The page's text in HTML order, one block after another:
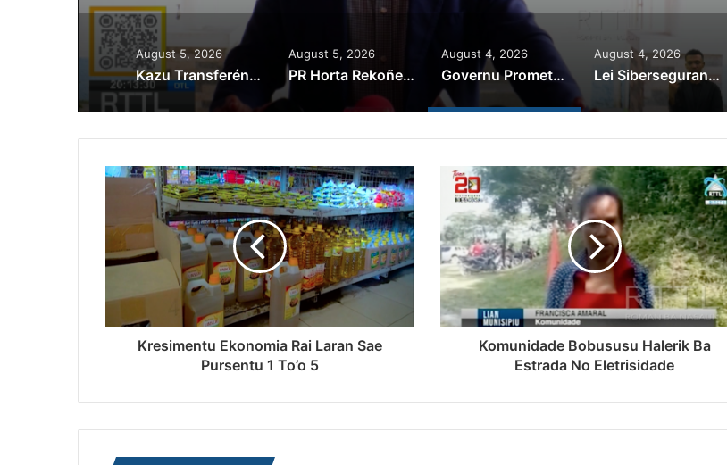
August 5, 2026
Kazu Transferénsia Osan Millaun 42 Husi Singapura, Advogadu Sei Halo Rekursu
August 5, 2026
PR Horta Rekoñese Timoroan Sira Iha Diáspora Nia Kontribuisaun
August 4, 2026
Governu Promete Tau Prioridade ba Setór Minerais no Setór Produtivu
August 4, 2026
Lei Siberseguransa Ajuda Autoridade Polisiál Kaptura Autór Kriminozu ho Paradeiru Iha Estranjeiru
Kresimentu Ekonomia Rai Laran Sae
Pursentu 1 To’o 5
Komunidade Bobususu Halerik Ba
Estrada No Eletrisidade